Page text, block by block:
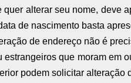
quer alterar seu nome, deve
de nascimento basta
de endereço não é
estrangeiros que moram em
podem solicitar alteração